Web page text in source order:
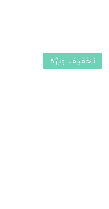
تخفیف ویژه